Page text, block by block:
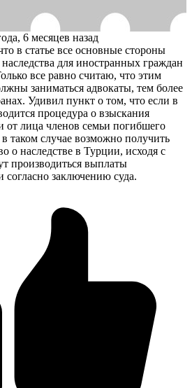
6 месяцев назад
в статье все основные стороны
для иностранных граждан
все равно считаю, что этим
заниматься адвокаты, тем более
Удивил пункт о том, что если в
процедура о взыскания
от лица членов семьи погибшего
таком случае возможно получить
о наследстве в Турции, исходя с
производиться выплаты
согласно заключению суда.